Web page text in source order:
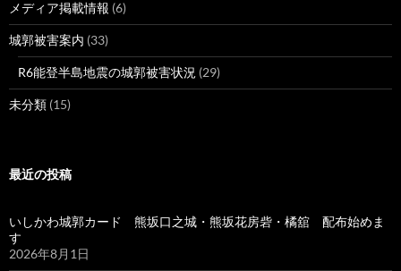
メディア掲載情報 (6)
城郭被害案内 (33)
R6能登半島地震の城郭被害状況 (29)
未分類 (15)
最近の投稿
いしかわ城郭カード 熊坂口之城・熊坂花房砦・橘舘 配布始めま
す
2026年8月1日